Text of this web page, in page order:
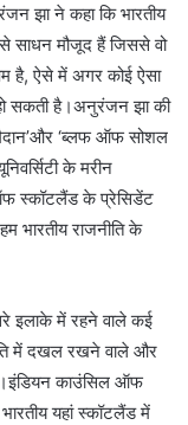
झा ने कहा कि भारतीय
साधन मौजूद हैं जिससे वो
है, ऐसे में अगर कोई ऐसा
सकती है।अनुरंजन झा की
‘ब्लफ ऑफ सोशल
के मरीन
स्कॉटलैंड के प्रेसिडेंट
भारतीय राजनीति के
इलाके में रहने वाले कई
में दखल रखने वाले और
काउंसिल ऑफ
यहां स्कॉटलैंड में